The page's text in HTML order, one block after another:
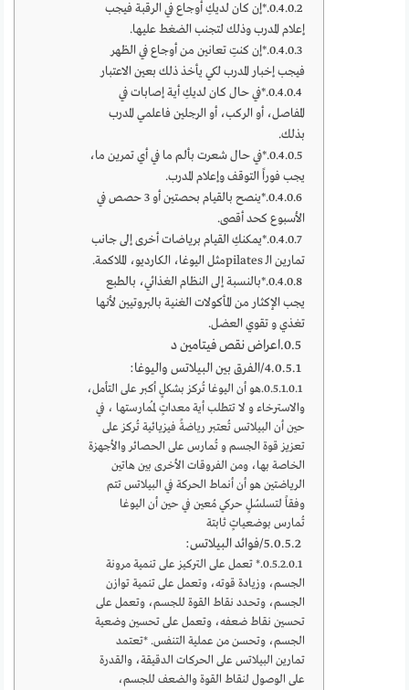
*إن كان لديكِ أوجاع في الرقبة فيجب
إعلام المدرب وذلك لتجنب الضغط عليها.
*إن كنتِ تعانين من أوجاع في الظهر
فيجب إخبار المدرب لكي يأخذ ذلك بعين الاعتبار
*في حال كان لديكِ أية إصابات في
المفاصل، أو الركب، أو الرجلين فاعلمي المدرب
بذلك.
*في حال شعرت بألم ما في أي تمرين ما،
يجب فوراً التوقف وإعلام المدرب.
*ينصح بالقيام بحصتين أو 3 حصص في
الأسبوع كحد أقصى.
*يمكنكِ القيام برياضات أخرى إلى جانب
تمارين الـ pilatesمثل اليوغا، الكارديو، الملاكمة.
*بالنسبة إلى النظام الغذائي، بالطبع
يجب الإكثار من المأكولات الغنية بالبروتيين لأنها
تغذي و تقوي العضل.
اعراض نقص فيتامين د
4/الفرق بين البيلاتس واليوغا:
هو أن اليوغا تُركز بشكلٍ أكبر على التأمل،
والاسترخاء و لا تتطلب أية معداتٍ لمُمارستها ، في
حين أن البيلاتس تُعتبر رياضةً فيزيائية تُركز على
تعزيز قوة الجسم و تُمارس على الحصائر والأجهزة
الخاصة بها، ومن الفروقات الأخرى بين هاتين
الرياضتين هو أن أنماط الحركة في البيلاتس تتم
وفقاً لتسلسُلٍ حركي مُعين في حين أن اليوغا
تُمارس بوضعياتٍ ثابتة
5/فوائد البيلاتس:
* تعمل على التركيز على تنمية مرونة
الجسم، وزيادة قوته، وتعمل على تنمية توازن
الجسم، وتحدد نقاط القوة للجسم، وتعمل على
تحسين نقاط ضعفه، وتعمل على تحسين وضعية
الجسم، وتحسن من عملية التنفس. *تعتمد
تمارين البيلاتس على الحركات الدقيقة، والقدرة
على الوصول لنقاط القوة والضعف للجسم،